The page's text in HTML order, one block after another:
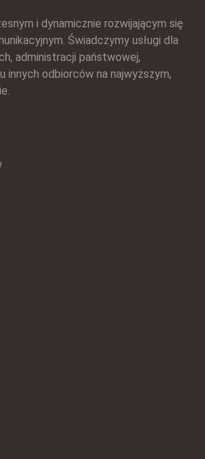
i dynamicznie rozwijającym się
Świadczymy usługi dla
administracji państwowej,
innych odbiorców na najwyższym,